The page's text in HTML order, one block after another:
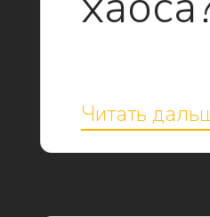
Читать